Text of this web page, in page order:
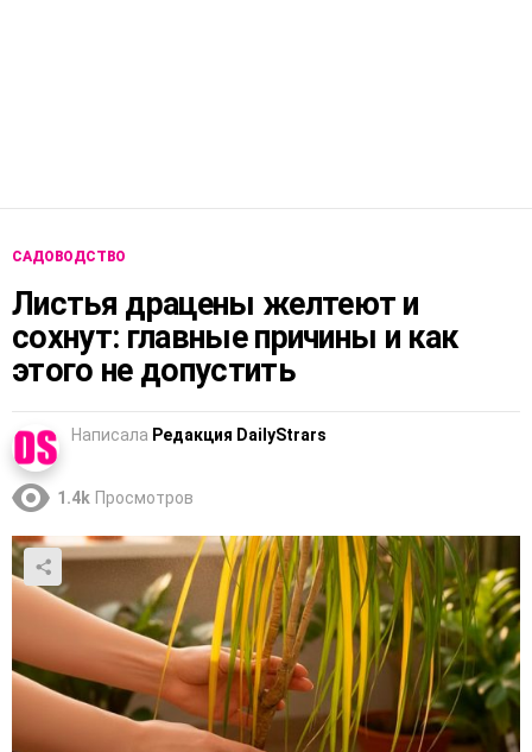
САДОВОДСТВО
Листья драцены желтеют и
сохнут: главные причины и как
этого не допустить
Написала Редакция DailyStrars
1.4k Просмотров